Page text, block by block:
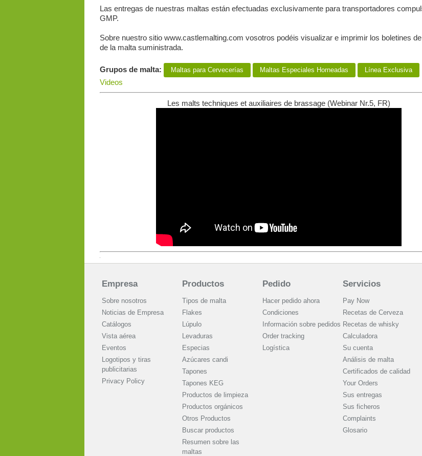
Las entregas de nuestras maltas están efectuadas exclusivamente para transportadores
GMP.
Sobre nuestro sitio www.castlemalting.com vosotros podéis visualizar e imprimir los boletines
de la malta suministrada.
Grupos de malta: Maltas para Сervecerías Maltas Especiales Horneadas Línea Exclusiva
Videos
Les malts techniques et auxiliaires de brassage (Webinar Nr.5, FR)
Empresa
Sobre nosotros
Noticias de Empresa
Catálogos
Vista aérea
Eventos
Logotipos y tiras
publicitarias
Privacy Policy
Productos
Tipos de malta
Flakes
Lúpulo
Levaduras
Especias
Azúcares candi
Tapones
Tapones KEG
Productos de limpieza
Productos orgánicos
Otros Productos
Buscar productos
Resumen sobre las
maltas
Pedido
Hacer pedido ahora
Condiciones
Información sobre pedidos
Order tracking
Logística
Servicios
Pay Now
Recetas de Cerveza
Recetas de whisky
Calculadora
Su cuenta
Análisis de malta
Certificados de calidad
Your Orders
Sus entregas
Sus ficheros
Complaints
Glosario